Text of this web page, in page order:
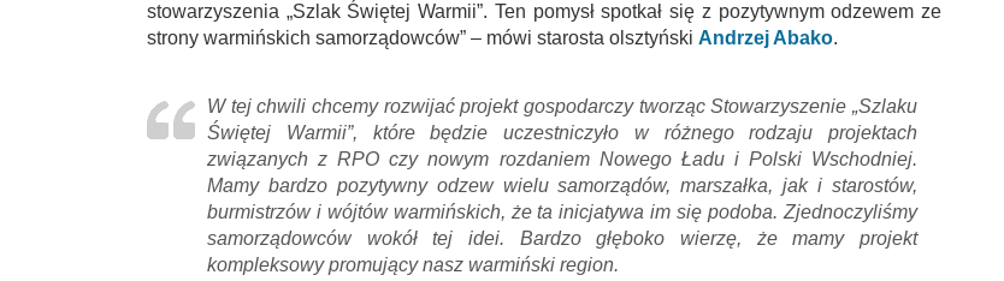
stowarzyszenia „Szlak Świętej Warmii”. Ten pomysł spotkał się z pozytywnym odzewem ze
strony warmińskich samorządowców” – mówi starosta olsztyński Andrzej Abako.
W tej chwili chcemy rozwijać projekt gospodarczy tworząc Stowarzyszenie „Szlaku
Świętej Warmii”, które będzie uczestniczyło w różnego rodzaju projektach
związanych z RPO czy nowym rozdaniem Nowego Ładu i Polski Wschodniej.
Mamy bardzo pozytywny odzew wielu samorządów, marszałka, jak i starostów,
burmistrzów i wójtów warmińskich, że ta inicjatywa im się podoba. Zjednoczyliśmy
samorządowców wokół tej idei. Bardzo głęboko wierzę, że mamy projekt
kompleksowy promujący nasz warmiński region.